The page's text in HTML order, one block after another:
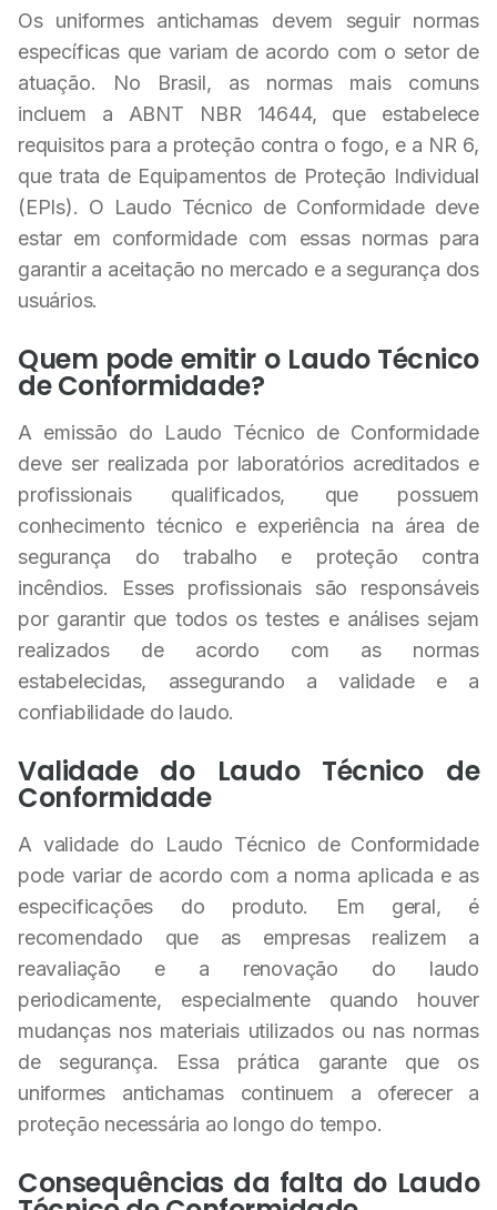
Os uniformes antichamas devem seguir normas
específicas que variam de acordo com o setor de
atuação. No Brasil, as normas mais comuns
incluem a ABNT NBR 14644, que estabelece
requisitos para a proteção contra o fogo, e a NR 6,
que trata de Equipamentos de Proteção Individual
(EPIs). O Laudo Técnico de Conformidade deve
estar em conformidade com essas normas para
garantir a aceitação no mercado e a segurança dos
usuários.
Quem pode emitir o Laudo Técnico
de Conformidade?
A emissão do Laudo Técnico de Conformidade
deve ser realizada por laboratórios acreditados e
profissionais qualificados, que possuem
conhecimento técnico e experiência na área de
segurança do trabalho e proteção contra
incêndios. Esses profissionais são responsáveis
por garantir que todos os testes e análises sejam
realizados de acordo com as normas
estabelecidas, assegurando a validade e a
confiabilidade do laudo.
Validade do Laudo Técnico de
Conformidade
A validade do Laudo Técnico de Conformidade
pode variar de acordo com a norma aplicada e as
especificações do produto. Em geral, é
recomendado que as empresas realizem a
reavaliação e a renovação do laudo
periodicamente, especialmente quando houver
mudanças nos materiais utilizados ou nas normas
de segurança. Essa prática garante que os
uniformes antichamas continuem a oferecer a
proteção necessária ao longo do tempo.
Consequências da falta do Laudo